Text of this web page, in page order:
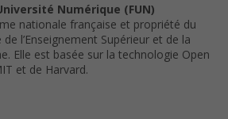
Numérique (FUN)
nationale française et propriété du
de l’Enseignement Supérieur et de la
Elle est basée sur la technologie Open
et de Harvard.